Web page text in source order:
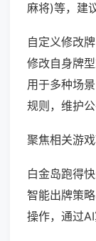
麻将)等，建
自定义修改
修改自身牌
用于多种场
规则，维护公
聚焦相关游
白金岛跑得
智能出牌策
操作，通过